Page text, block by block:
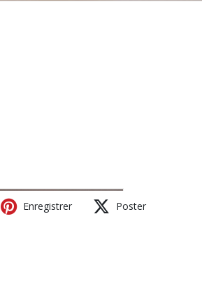
Enregistrer Poster